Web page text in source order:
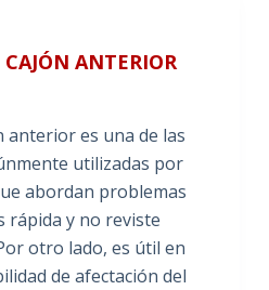
ANTERIOR
anterior es una de las
utilizadas por
abordan problemas
rápida y no reviste
otro lado, es útil en
de afectación del